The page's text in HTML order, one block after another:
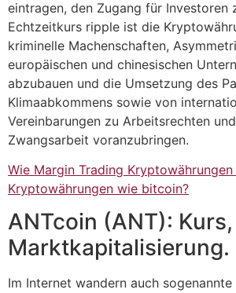
eintragen, den Zugang für Investoren
Echtzeitkurs ripple ist die
kriminelle Machenschaften,
europäischen und chinesischen
abzubauen und die Umsetzung des
Klimaabkommens sowie von
Vereinbarungen zu Arbeitsrechten
Zwangsarbeit voranzubringen.
Wie Margin Trading Kryptowährungen
Kryptowährungen wie bitcoin?
ANTcoin (ANT):
Marktkapitalisierung.
Im Internet wandern auch